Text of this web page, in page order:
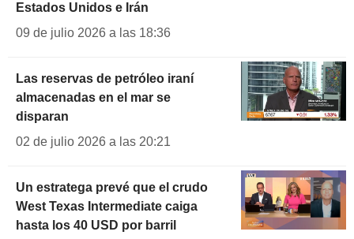
Estados Unidos e Irán
09 de julio 2026 a las 18:36
Las reservas de petróleo iraní
almacenadas en el mar se
disparan
02 de julio 2026 a las 20:21
Un estratega prevé que el crudo
West Texas Intermediate caiga
hasta los 40 USD por barril